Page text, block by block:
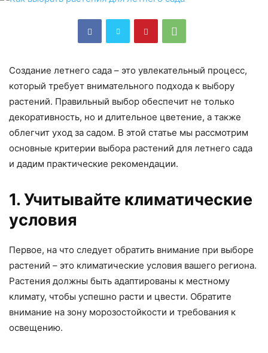
Создание летнего сада – это увлекательный процесс,
который требует внимательного подхода к выбору
растений. Правильный выбор обеспечит не только
декоративность, но и длительное цветение, а также
облегчит уход за садом. В этой статье мы рассмотрим
основные критерии выбора растений для летнего сада
и дадим практические рекомендации.
1. Учитывайте климатические
условия
Первое, на что следует обратить внимание при выборе
растений – это климатические условия вашего региона.
Растения должны быть адаптированы к местному
климату, чтобы успешно расти и цвести. Обратите
внимание на зону морозостойкости и требования к
освещению.